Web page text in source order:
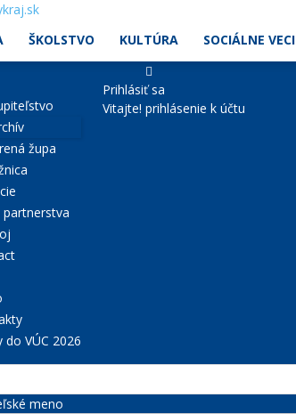
ŠKOLSTVO KULTÚRA SOCIÁLNE VECI
župa
partnerstva
do VÚC 2026
Prihlásiť sa
Vitajte! prihlásenie k účtu
meno